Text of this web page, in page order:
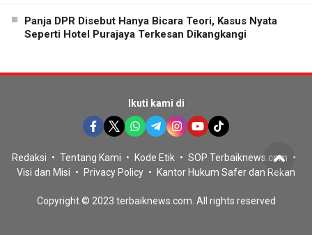
Panja DPR Disebut Hanya Bicara Teori, Kasus Nyata
Seperti Hotel Purajaya Terkesan Dikangkangi
Ikuti kami di
Redaksi Tentang Kami Kode Etik
SOP Terbaiknews.com
Visi dan Misi
Privacy Policy Kantor Hukum Safer dan Rekan
Copyright © 2023 terbaiknews.com. All rights reserved